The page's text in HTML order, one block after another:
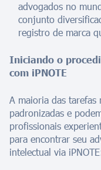
advogados no
conjunto
registro de marca
Iniciando o
com iPNOTE
A maioria das tarefas
padronizadas e
profissionais
para encontrar seu
intelectual via